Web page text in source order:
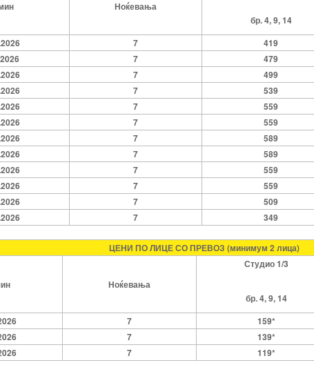
Ноќевања
бр. 4, 9, 14
7 419
7 479
7 499
7 539
7 559
7 559
7 589
7 589
7 559
7 559
7 509
7 349
ЦЕНИ ПО ЛИЦЕ СО ПРЕВОЗ (минимум 2 лица)
Ноќевања
Студио 1/3
бр. 4, 9, 14
7 159*
7 139*
7 119*